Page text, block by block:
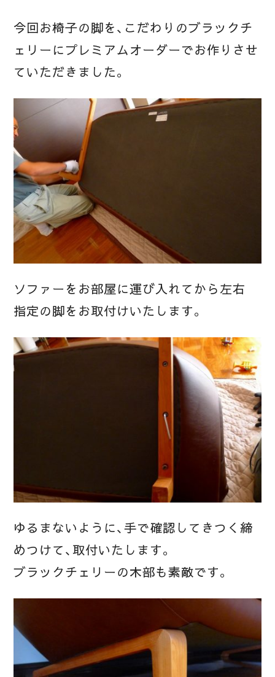
今回お椅子の脚を、こだわりのブラックチ
ェリーにプレミアムオーダーでお作りさせ
ていただきました。
ソファーをお部屋に運び入れてから左右
指定の脚をお取付けいたします。
ゆるまないように、手で確認してきつく締
めつけて、取付いたします。
ブラックチェリーの木部も素敵です。